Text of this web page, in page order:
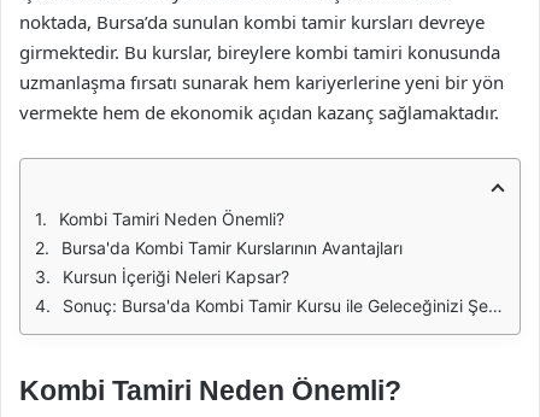
noktada, Bursa’da sunulan kombi tamir kursları devreye
girmektedir. Bu kurslar, bireylere kombi tamiri konusunda
uzmanlaşma fırsatı sunarak hem kariyerlerine yeni bir yön
vermekte hem de ekonomik açıdan kazanç sağlamaktadır.
Kombi Tamiri Neden Önemli?
Bursa'da Kombi Tamir Kurslarının Avantajları
Kursun İçeriği Neleri Kapsar?
Sonuç: Bursa'da Kombi Tamir Kursu ile Geleceğinizi Şekillendirin
Kombi Tamiri Neden Önemli?